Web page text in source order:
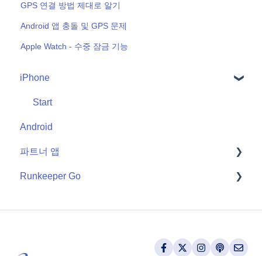
GPS 연결 방법 제대로 알기
Android 앱 충돌 및 GPS 문제
Apple Watch - 수중 잠금 기능
iPhone
Start
Android
파트너 앱
Apple Watch
Runkeeper Go